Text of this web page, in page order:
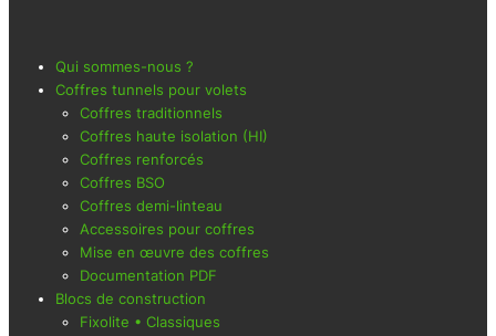
Qui sommes-nous ?
Coffres tunnels pour volets
Coffres traditionnels
Coffres haute isolation (HI)
Coffres renforcés
Coffres BSO
Coffres demi-linteau
Accessoires pour coffres
Mise en œuvre des coffres
Documentation PDF
Blocs de construction
Fixolite • Classiques